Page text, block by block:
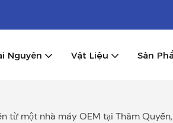
Nguyên Vật Liệu Sản
từ một nhà máy OEM tại Thâm